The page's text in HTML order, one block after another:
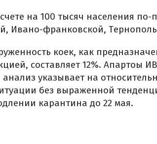
на 100 тысяч населения
Ивано-франковской,
коек, как
составляет 12%. Апартоы
указывает на
без выраженной
карантина до 22 мая.